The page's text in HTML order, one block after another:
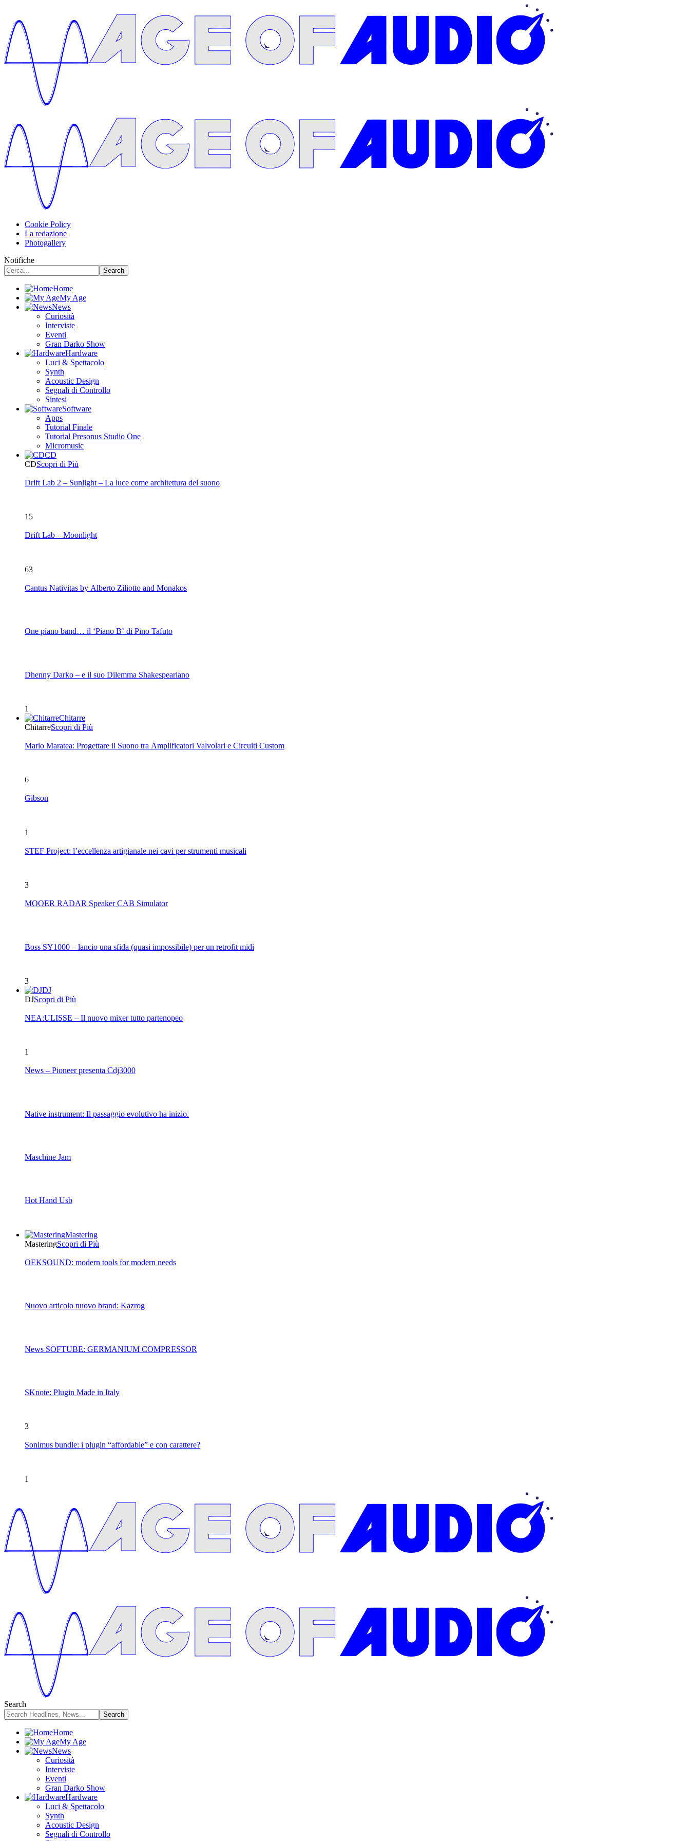
Cookie Policy
La redazione
Photogallery
Notifiche
Home
My Age
News
Curiosità
Interviste
Eventi
Gran Darko Show
Hardware
Luci & Spettacolo
Synth
Acoustic Design
Segnali di Controllo
Sintesi
Software
Apps
Tutorial Finale
Tutorial Presonus Studio One
Micromusic
CD
CDScopri di Più
Drift Lab 2 – Sunlight – La luce come architettura del suono
15
Drift Lab – Moonlight
63
Cantus Nativitas by Alberto Ziliotto and Monakos
One piano band… il ‘Piano B’ di Pino Tafuto
Dhenny Darko – e il suo Dilemma Shakespeariano
1
Chitarre
ChitarreScopri di Più
Mario Maratea: Progettare il Suono tra Amplificatori Valvolari e Circuiti Custom
6
Gibson
1
STEF Project: l’eccellenza artigianale nei cavi per strumenti musicali
3
MOOER RADAR Speaker CAB Simulator
Boss SY1000 – lancio una sfida (quasi impossibile) per un retrofit midi
3
DJ
DJScopri di Più
NEA:ULISSE – Il nuovo mixer tutto partenopeo
1
News – Pioneer presenta Cdj3000
Native instrument: Il passaggio evolutivo ha inizio.
Maschine Jam
Hot Hand Usb
Mastering
MasteringScopri di Più
OEKSOUND: modern tools for modern needs
Nuovo articolo nuovo brand: Kazrog
News SOFTUBE: GERMANIUM COMPRESSOR
SKnote: Plugin Made in Italy
3
Sonimus bundle: i plugin “affordable” e con carattere?
1
Search
Home
My Age
News
Curiosità
Interviste
Eventi
Gran Darko Show
Hardware
Luci & Spettacolo
Synth
Acoustic Design
Segnali di Controllo